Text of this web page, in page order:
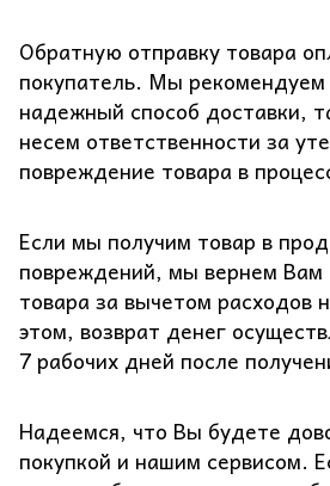
Обратную отправку товара
покупатель. Мы рекомендуем
надежный способ доставки,
несем ответственности за
повреждение товара в
Если мы получим товар в
повреждений, мы вернем Вам
товара за вычетом расходов
этом, возврат денег
7 рабочих дней после
Надеемся, что Вы будете
покупкой и нашим сервисом.